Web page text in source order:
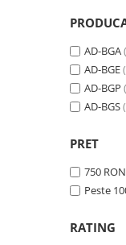
AD-BGA
AD-BGE
AD-BGP
AD-BGS
PRET
750
Peste
RATING